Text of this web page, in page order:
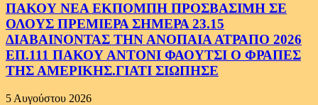
ΠΑΚΟΥ ΝΕΑ ΕΚΠΟΜΠΗ ΠΡΟΣΒΑΣΙΜΗ ΣΕ
ΟΛΟΥΣ ΠΡΕΜΙΕΡΑ ΣΗΜΕΡΑ 23.15
ΔΙΑΒΑΙΝΟΝΤΑΣ ΤΗΝ ΑΝΟΠΑΙΑ ΑΤΡΑΠΟ 2026
ΕΠ.111 ΠΑΚΟΥ ΑΝΤΟΝΙ ΦΑΟΥΤΣΙ Ο ΦΡΑΠΕΣ
ΤΗΣ ΑΜΕΡΙΚΗΣ.ΓΙΑΤΙ ΣΙΩΠΗΣΕ
5 Αυγούστου 2026